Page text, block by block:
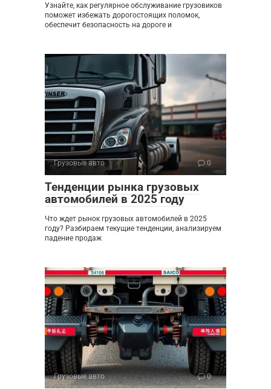
Узнайте, как регулярное обслуживание грузовиков
поможет избежать дорогостоящих поломок,
обеспечит безопасность на дороге и
Грузовые авто 0
Тенденции рынка грузовых
автомобилей в 2025 году
Что ждет рынок грузовых автомобилей в 2025
году? Разбираем текущие тенденции, анализируем
падение продаж
Грузовые авто 0